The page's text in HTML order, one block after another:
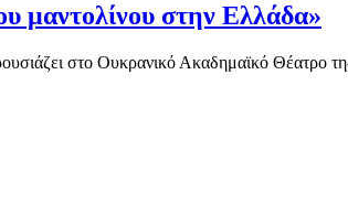
μαντολίνου στην Ελλάδα»
στο Ουκρανικό Ακαδημαϊκό